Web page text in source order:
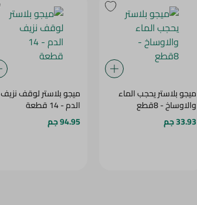
ميجو بلاستر يحجب الماء
والاوساخ - 8قطع
33.93 جم
ميجو بلاستر لوقف نزيف
الدم - 14 قطعة
94.95 جم